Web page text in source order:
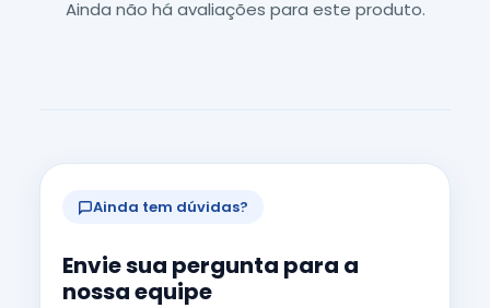
Ainda não há avaliações para este produto.
Ainda tem dúvidas?
Envie sua pergunta para a
nossa equipe